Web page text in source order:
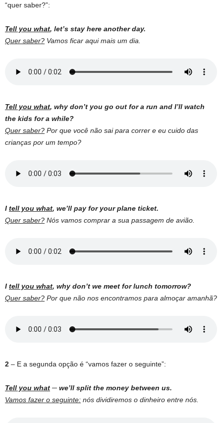
“quer saber?”:
Tell you what, let’s stay here another day.
Quer saber? Vamos ficar aqui mais um dia.
Tell you what, why don’t you go out for a run and I’ll watch
the kids for a while?
Quer saber? Por que você não sai para correr e eu cuido das
crianças por um tempo?
I tell you what, we’ll pay for your plane ticket.
Quer saber? Nós vamos comprar a sua passagem de avião.
I tell you what, why don’t we meet for lunch tomorrow?
Quer saber? Por que não nos encontramos para almoçar amanhã?
2 – E a segunda opção é “vamos fazer o seguinte”:
Tell you what ─ we’ll split the money between us.
Vamos fazer o seguinte: nós dividiremos o dinheiro entre nós.